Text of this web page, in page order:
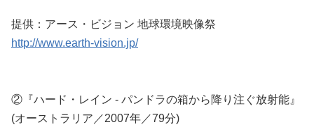
提供：アース・ビジョン 地球環境映像祭
http://www.earth-vision.jp/
②『ハード・レイン - パンドラの箱から降り注ぐ放射能』
(オーストラリア／2007年／79分)